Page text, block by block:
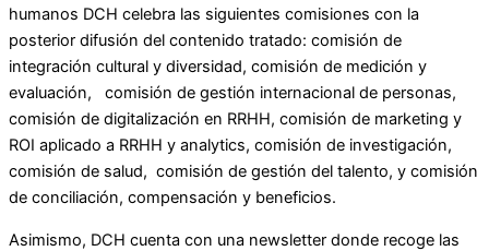
humanos DCH celebra las siguientes comisiones con la
posterior difusión del contenido tratado: comisión de
integración cultural y diversidad, comisión de medición y
evaluación, comisión de gestión internacional de personas,
comisión de digitalización en RRHH, comisión de marketing y
ROI aplicado a RRHH y analytics, comisión de investigación,
comisión de salud, comisión de gestión del talento, y comisión
de conciliación, compensación y beneficios.
Asimismo, DCH cuenta con una newsletter donde recoge las